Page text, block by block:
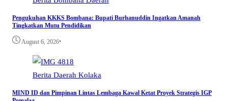
Pengukuhan KKKS Bombana: Bupati Burhanuddin Ingatkan Amanah
Tingkatkan Mutu Pendidikan
August 6, 2026•
Berita Daerah Kolaka
MIND ID dan Pimpinan Lintas Lembaga Kawal Ketat Proyek Strategis IGP